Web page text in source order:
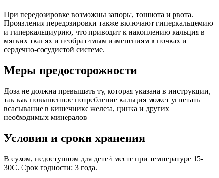
При передозировке возможны запоры, тошнота и рвота.
Проявления передозировки также включают гиперкальцемию
и гиперкальциурию, что приводит к накоплению кальция в
мягких тканях и необратимым изменениям в почках и
сердечно-сосудистой системе.
Меры предосторожности
Доза не должна превышать ту, которая указана в инструкции,
так как повышенное потребление кальция может угнетать
всасывание в кишечнике железа, цинка и других
необходимых минералов.
Условия и сроки хранения
В сухом, недоступном для детей месте при температуре 15-
30С. Срок годности: 3 года.